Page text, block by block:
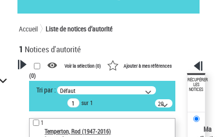
Accueil Liste de notices d’autorité
1 Notices d'autorité
VOTRE RECHERCHE
Recherche avancée dans les
notices d’autorité
Œuvres liées à l'auteur :
Temperton, Rod (1947-2016)
Voir la sélection (0) Ajouter à mes références
(0)
Tri par : Défaut
sur 1
20
résultats/page
1
Temperton, Rod (1947-2016)
RÉCUPÉRER
LES
NOTICES
Ma